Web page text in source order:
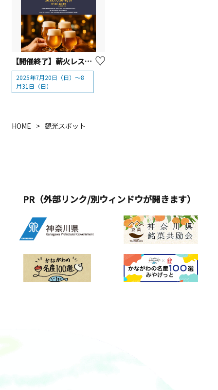
【開催終了】薪火レストラン〈SMOKE DOOR〉「夏限定！室内ビアガーデン」【横浜市】
2025年7月20日（日）〜8
月31日（日）
HOME 観光スポット
PR（外部リンク/別ウィンドウが開きます）